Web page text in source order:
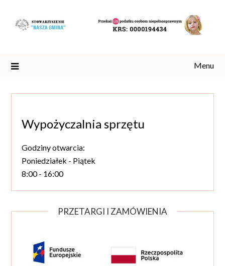
content
Menu
Wypożyczalnia sprzętu
Godziny otwarcia:
Poniedziałek - Piątek
8:00 - 16:00
PRZETARGI I ZAMÓWIENIA